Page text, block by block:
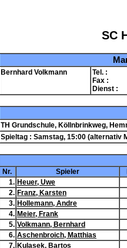
SC
Bernhard Volkmann
Tel. :
Fax :
Dienst :
TH Grundschule, Köllnbrinkweg,
Spieltag : Samstag, 15:00 (alternativ
Nr. Spieler
1. Heuer, Uwe
2. Franz, Karsten
3. Hollemann, Andre
4. Meier, Frank
5. Volkmann, Bernhard
6. Aschenbroich, Matthias
7. Kulasek, Bartos